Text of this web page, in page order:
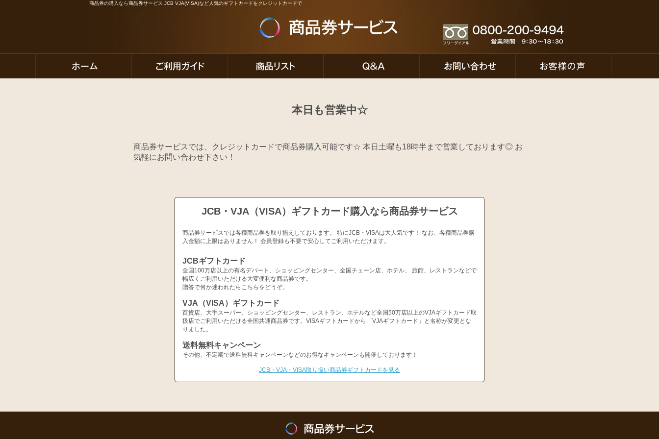
商品券の購入なら商品券サービス JCB VJA(VISA)など人気のギフトカードをクレジットカードで
本日も営業中☆
商品券サービスでは、クレジットカードで商品券購入可能です☆ 本日土曜も18時半まで営業しております◎ お
気軽にお問い合わせ下さい！
JCB・VJA（VISA）ギフトカード購入なら商品券サービス
商品券サービスでは各種商品券を取り揃えしております。 特にJCB・VISAは大人気です！ なお、各種商品券購
入金額に上限はありません！ 会員登録も不要で安心してご利用いただけます。
JCBギフトカード
全国100万店以上の有名デパート、ショッピングセンター、全国チェーン店、ホテル、 旅館、レストランなどで
幅広くご利用いただける大変便利な商品券です。
贈答で何か迷われたらこちらをどうぞ。
VJA（VISA）ギフトカード
百貨店、大手スーパー、ショッピングセンター、レストラン、ホテルなど全国50万店以上のVJAギフトカード取
扱店でご利用いただける全国共通商品券です。VISAギフトカードから「VJAギフトカード」と名称が変更とな
りました。
送料無料キャンペーン
その他、不定期で送料無料キャンペーンなどのお得なキャンペーンも開催しております！
JCB・VJA・VISA取り扱い商品券ギフトカードを見る